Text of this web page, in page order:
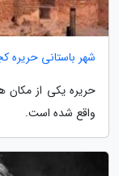
شهر باستانی حریره
حریره یکی از
واقع شده است.